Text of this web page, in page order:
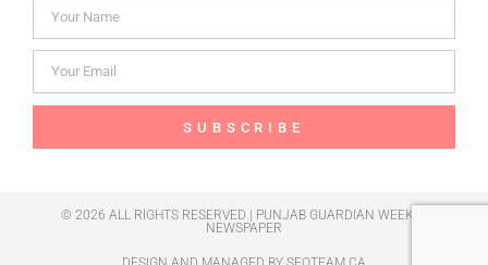
SUBSCRIBE
© 2026 ALL RIGHTS RESERVED | PUNJAB GUARDIAN WEEKLY
NEWSPAPER